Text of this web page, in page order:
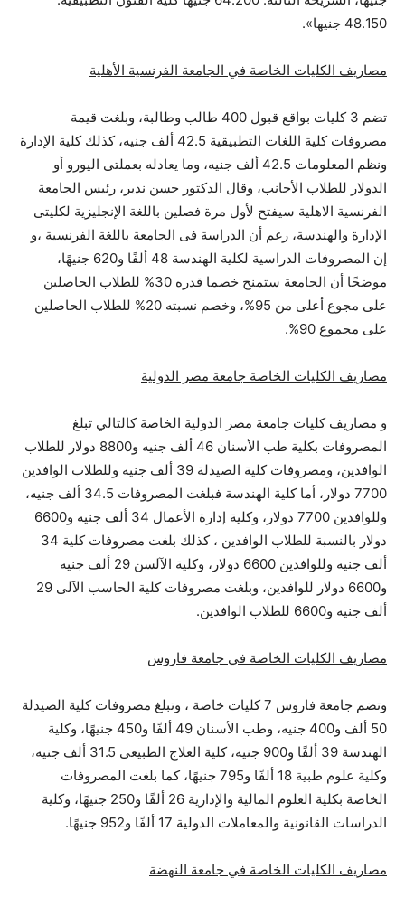
48.150 جنيها».
مصاريف الكليات الخاصة في الجامعة الفرنسية الأهلية
تضم 3 كليات بواقع قبول 400 طالب وطالبة، وبلغت قيمة
مصروفات كلية اللغات التطبيقية 42.5 ألف جنيه، كذلك كلية الإدارة
ونظم المعلومات 42.5 ألف جنيه، وما يعادله بعملتى اليورو أو
الدولار للطلاب الأجانب، وقال الدكتور حسن ندير، رئيس الجامعة
الفرنسية الاهلية سيفتح لأول مرة فصلين باللغة الإنجليزية لكليتى
الإدارة والهندسة، رغم أن الدراسة فى الجامعة باللغة الفرنسية ،و
إن المصروفات الدراسية لكلية الهندسة 48 ألفًا و620 جنيهًا،
موضحًا أن الجامعة ستمنح خصما قدره 30% للطلاب الحاصلين
على مجوع أعلى من 95%، وخصم نسبته 20% للطلاب الحاصلين
على مجموع 90%.
مصاريف الكليات الخاصة جامعة مصر الدولية
و مصاريف كليات جامعة مصر الدولية الخاصة كالتالي تبلغ
المصروفات بكلية طب الأسنان 46 ألف جنيه و8800 دولار للطلاب
الوافدين، ومصروفات كلية الصيدلة 39 ألف جنيه وللطلاب الوافدين
7700 دولار، أما كلية الهندسة فبلغت المصروفات 34.5 ألف جنيه،
وللوافدين 7700 دولار، وكلية إدارة الأعمال 34 ألف جنيه و6600
دولار بالنسبة للطلاب الوافدين ، كذلك بلغت مصروفات كلية 34
ألف جنيه وللوافدين 6600 دولار، وكلية الآلسن 29 ألف جنيه
و6600 دولار للوافدين، وبلغت مصروفات كلية الحاسب الآلى 29
ألف جنيه و6600 للطلاب الوافدين.
مصاريف الكليات الخاصة في جامعة فاروس
وتضم جامعة فاروس 7 كليات خاصة ، وتبلغ مصروفات كلية الصيدلة
50 ألف و400 جنيه، وطب الأسنان 49 ألفًا و450 جنيهًا، وكلية
الهندسة 39 ألفًا و900 جنيه، كلية العلاج الطبيعى 31.5 ألف جنيه،
وكلية علوم طبية 18 ألفًا و795 جنيهًا، كما بلغت المصروفات
الخاصة بكلية العلوم المالية والإدارية 26 ألفًا و250 جنيهًا، وكلية
الدراسات القانونية والمعاملات الدولية 17 ألفًا و952 جنيهًا.
مصاريف الكليات الخاصة في جامعة النهضة